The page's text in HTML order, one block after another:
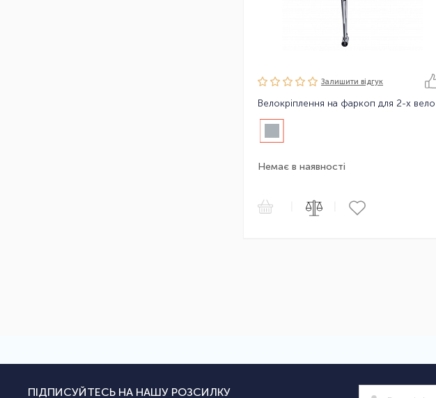
Залишити вiдгук
Немає в наявності
ПІДПИСУЙТЕСЬ НА НАШУ РОЗСИЛКУ